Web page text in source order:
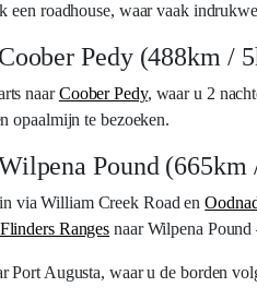
roadhouse, waar vaak
Pedy (488km /
naarCoober Pedy, waar u 2
opaalmijn te bezoeken.
Pound (665km
via William Creek Road en
Flinders Ranges naar Wilpena
Port Augusta, waar u de borden